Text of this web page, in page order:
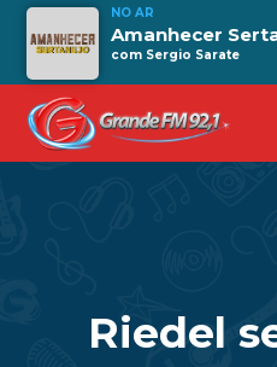
NO AR
Amanhecer
com Sergio Sarate
Riedel